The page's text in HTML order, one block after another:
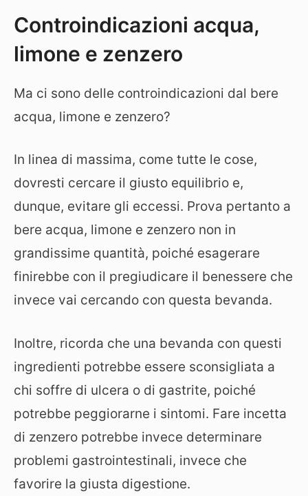
Controindicazioni acqua,
limone e zenzero
Ma ci sono delle controindicazioni dal bere
acqua, limone e zenzero?
In linea di massima, come tutte le cose,
dovresti cercare il giusto equilibrio e,
dunque, evitare gli eccessi. Prova pertanto a
bere acqua, limone e zenzero non in
grandissime quantità, poiché esagerare
finirebbe con il pregiudicare il benessere che
invece vai cercando con questa bevanda.
Inoltre, ricorda che una bevanda con questi
ingredienti potrebbe essere sconsigliata a
chi soffre di ulcera o di gastrite, poiché
potrebbe peggiorarne i sintomi. Fare incetta
di zenzero potrebbe invece determinare
problemi gastrointestinali, invece che
favorire la giusta digestione.